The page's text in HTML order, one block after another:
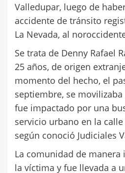
Valledupar, luego de
accidente de tránsito
La Nevada, al
Se trata de Denny Rafael
25 años, de origen
momento del hecho, el
septiembre, se
fue impactado por una
servicio urbano en la
según conoció Judiciales
La comunidad de
la víctima y fue llevada a